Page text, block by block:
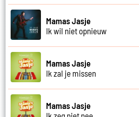
Mamas Jasje
Ik wil niet opnieuw
Mamas Jasje
Ik zal je missen
Mamas Jasje